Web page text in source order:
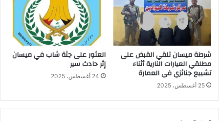
شرطة ميسان تلقي القبض على
مطلقي العيارات النارية أثناء
تشييع جنائزي في العمارة
25 أغسطس، 2025
العثور على جثة شاب في ميسان
إثر حادث سير
24 أغسطس، 2025